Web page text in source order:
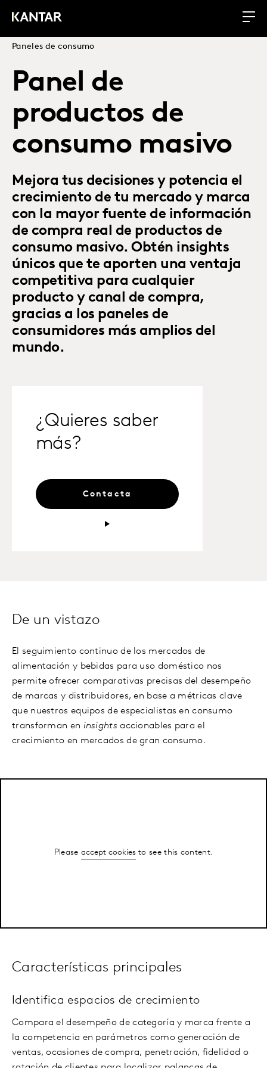
Paneles de consumo
Panel de
productos de
consumo masivo
Mejora tus decisiones y potencia el
crecimiento de tu mercado y marca
con la mayor fuente de información
de compra real de productos de
consumo masivo. Obtén insights
únicos que te aporten una ventaja
competitiva para cualquier
producto y canal de compra,
gracias a los paneles de
consumidores más amplios del
mundo.
¿Quieres saber
más?
Contacta
De un vistazo
El seguimiento continuo de los mercados de
alimentación y bebidas para uso doméstico nos
permite ofrecer comparativas precisas del desempeño
de marcas y distribuidores, en base a métricas clave
que nuestros equipos de especialistas en consumo
transforman en insightsaccionables para el
crecimiento en mercados de gran consumo.
Please accept cookiesto see this content.
Características principales
Identifica espacios de crecimiento
Compara el desempeño de categoría y marca frente a
la competencia en parámetros como generación de
ventas, ocasiones de compra, penetración, fidelidad o